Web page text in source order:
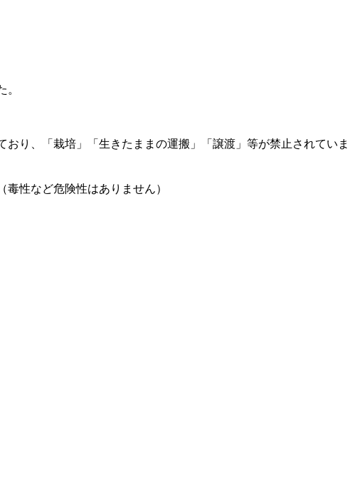
り、「栽培」「生きたままの運搬」「譲渡」等が禁止されていま
性など危険性はありません）